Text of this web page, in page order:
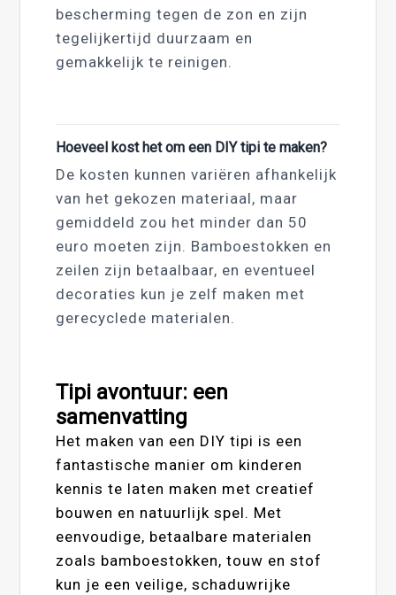
bescherming tegen de zon en zijn
tegelijkertijd duurzaam en
gemakkelijk te reinigen.
Hoeveel kost het om een DIY tipi te maken?
De kosten kunnen variëren afhankelijk
van het gekozen materiaal, maar
gemiddeld zou het minder dan 50
euro moeten zijn. Bamboestokken en
zeilen zijn betaalbaar, en eventueel
decoraties kun je zelf maken met
gerecyclede materialen.
Tipi avontuur: een
samenvatting
Het maken van een DIY tipi is een
fantastische manier om kinderen
kennis te laten maken met creatief
bouwen en natuurlijk spel. Met
eenvoudige, betaalbare materialen
zoals bamboestokken, touw en stof
kun je een veilige, schaduwrijke